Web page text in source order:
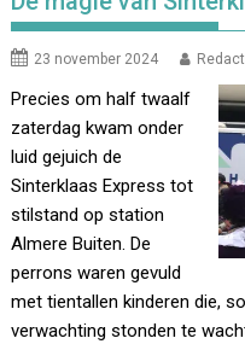
23 november 2024
Precies om half twaalf
zaterdag kwam onder
luid gejuich de
Sinterklaas Express tot
stilstand op station
Almere Buiten. De
perrons waren gevuld
met tientallen kinderen die,
verwachting stonden te